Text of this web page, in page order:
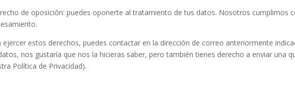
de oposición: puedes oponerte al tratamiento de tus datos. Nosotros
ejercer estos derechos, puedes contactar en la dirección de correo anteriormente
nos gustaría que nos la hicieras saber, pero también tienes derecho a enviar una
Política de Privacidad).